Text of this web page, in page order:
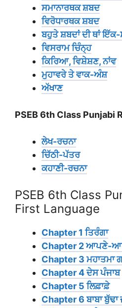
ਸਮਾਨਾਰਥਕ ਸ਼ਬਦ
ਵਿਰੋਧਾਰਥਕ ਸ਼ਬਦ
ਬਹੁਤੇ ਸ਼ਬਦਾਂ ਦੀ ਥਾਂ
ਵਿਸਰਾਮ ਚਿੰਨ੍ਹ
ਕਿਰਿਆ, ਵਿਸ਼ੇਸ਼ਣ, ਨਾਂਵ
ਮੁਹਾਵਰੇ ਤੇ ਵਾਕ-ਅੰਸ਼
ਅੱਖਾਣ
PSEB 6th Class Punjabi
ਲੇਖ-ਰਚਨਾ
ਚਿੱਠੀ-ਪੱਤਰ
ਕਹਾਣੀ-ਰਚਨਾ
PSEB 6th Class
First Language
Chapter 1 ਤਿਰੰਗਾ
Chapter 2 ਆਪਣੇ-
Chapter 3 ਮਹਾਤਮਾ
Chapter 4 ਦੇਸ ਪੰਜਾਬ
Chapter 5 ਲਿਫ਼ਾਫ਼ੇ
Chapter 6 ਬਾਬਾ ਬੁੱਢਾ